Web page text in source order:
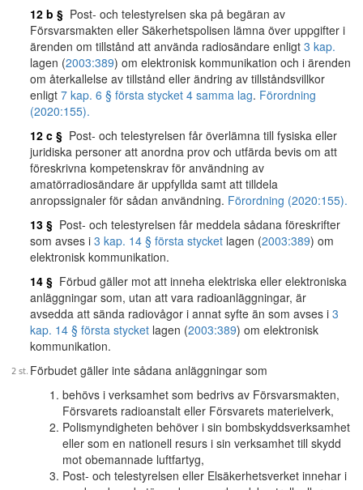
12 b § Post- och telestyrelsen ska på begäran av
Försvarsmakten eller Säkerhetspolisen lämna över uppgifter i
ärenden om tillstånd att använda radiosändare enligt 3 kap.
lagen (2003:389) om elektronisk kommunikation och i ärenden
om återkallelse av tillstånd eller ändring av tillståndsvillkor
enligt 7 kap. 6 § första stycket 4 samma lag. Förordning
(2020:155).
12 c § Post- och telestyrelsen får överlämna till fysiska eller
juridiska personer att anordna prov och utfärda bevis om att
föreskrivna kompetenskrav för användning av
amatörradiosändare är uppfyllda samt att tilldela
anropssignaler för sådan användning. Förordning (2020:155).
13 § Post- och telestyrelsen får meddela sådana föreskrifter
som avses i 3 kap. 14 § första stycket lagen (2003:389) om
elektronisk kommunikation.
14 § Förbud gäller mot att inneha elektriska eller elektroniska
anläggningar som, utan att vara radioanläggningar, är
avsedda att sända radiovågor i annat syfte än som avses i 3
kap. 14 § första stycket lagen (2003:389) om elektronisk
kommunikation.
Förbudet gäller inte sådana anläggningar som
behövs i verksamhet som bedrivs av Försvarsmakten,
Försvarets radioanstalt eller Försvarets materielverk,
Polismyndigheten behöver i sin bombskyddsverksamhet
eller som en nationell resurs i sin verksamhet till skydd
mot obemannade luftfartyg,
Post- och telestyrelsen eller Elsäkerhetsverket innehar i